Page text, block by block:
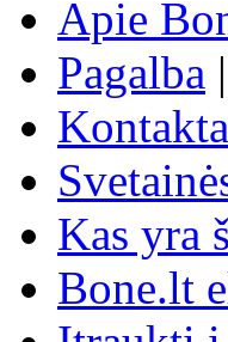
Apie
Pagalba |
Kas yra
Bone.lt